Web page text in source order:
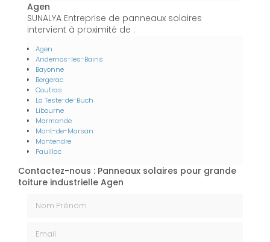
Agen
SUNALYA Entreprise de panneaux solaires
intervient à proximité de :
Agen
Andernos-les-Bains
Bayonne
Bergerac
Coutras
La Teste-de-Buch
Libourne
Marmande
Mont-de-Marsan
Montendre
Pauillac
Contactez-nous : Panneaux solaires pour grande
toiture industrielle Agen